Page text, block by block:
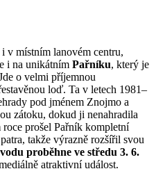
v místním lanovém centru,
i na unikátním Pařníku, který je
o velmi příjemnou
loď. Ta v letech 1981–
pod jménem Znojmo a
zátoku, dokud ji nenahradila
prošel Pařník kompletní
takže výrazně rozšířil svou
proběhne ve středu 3. 6.
atraktivní událost.